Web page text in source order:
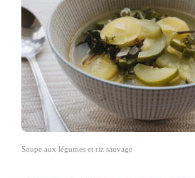
Soupe aux légumes et riz sauvage